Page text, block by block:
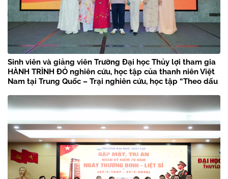
Sinh viên và giảng viên Trường Đại học Thủy lợi tham gia
HÀNH TRÌNH ĐỎ nghiên cứu, học tập của thanh niên Việt
Nam tại Trung Quốc – Trại nghiên cứu, học tập “Theo dấu